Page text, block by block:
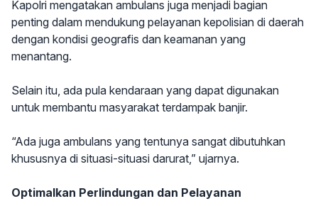
Kapolri mengatakan ambulans juga menjadi bagian
penting dalam mendukung pelayanan kepolisian di daerah
dengan kondisi geografis dan keamanan yang
menantang.
Selain itu, ada pula kendaraan yang dapat digunakan
untuk membantu masyarakat terdampak banjir.
“Ada juga ambulans yang tentunya sangat dibutuhkan
khususnya di situasi-situasi darurat,” ujarnya.
Optimalkan Perlindungan dan Pelayanan